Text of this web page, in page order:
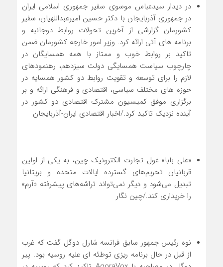
در دیدار سیدعباس موسوی سفیر جمهوری اسلامی ایران
در جمهوری آذربایجان با دکتر حسین امیرعبداللهیان، سفیر
کشورمان گزارشی از آخرین تحولات روابط دوجانبه و
برنامه های آتی ارائه کرد. وزیر امور خارجه کشورمان ضمن
تاکید بر روابط خوب و ممتاز با همه همسایگان در
چارچوب سیاست همسایگی دولت سیزدهم، رهنمودهای
لازم را برای توسعه و تقویت روابط دو کشور همسایه در
حوزه های مختلف سیاسی، اقتصادی و فرهنگی ارائه و بر
برگزاری موفق کمیسیون مشترک اقتصادی دو کشور در
آینده نزدیک تاکید کرد./اخبار اقتصادی ایران-آذربایجان
«علی بابا» غول تجارت الکترونیک چین، به یکی از اولین
قربانیان تحریم‌های گسترده ایالات متحده و بریتانیا
تبدیل می‌شود و دیگر نمی‌تواند تراشه‌های پیشرفته «آرم»
را خریداری کند./چین نگار
نوه رئیس جمهور سابق فرانسه شارل دوگل گفت که غرب
از قبل در حال برنامه ریزی توطئه ای علیه روسیه بود. پیر